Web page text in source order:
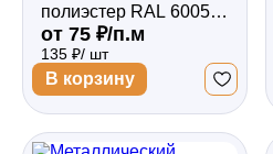
полиэстер RAL 6005
(Зелёный мох)
1800*105*0,45
односторонний
Полукруглый
от 75 ₽/п.м
135 ₽/ шт
В корзину